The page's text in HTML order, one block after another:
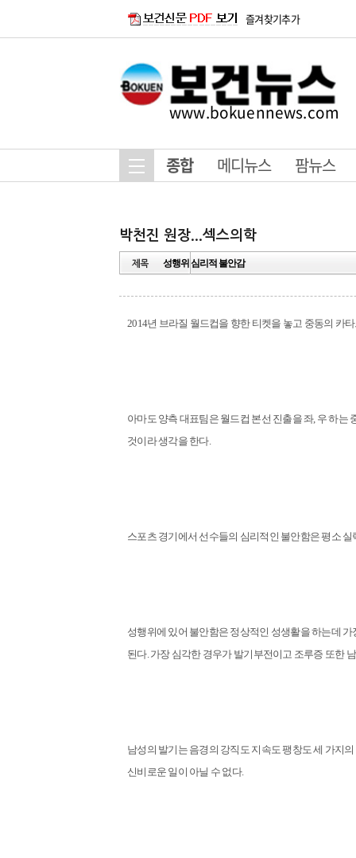
즐겨찾기추가
www.bokuennews.com
종합 메디뉴스 팜뉴스
성행위 심리적 불안감
2014년 브라질 월드컵을 향한 티켓을 놓고 중동의 카
아마도 양측 대표팀은 월드컵 본선 진출을 좌, 우 하
것이라 생각을 한다.
스포츠 경기에서 선수들의 심리적인 불안함은 평소
성행위에 있어 불안함은 정상적인 성생활을 하는데
된다. 가장 심각한 경우가 발기부전이고 조루증 또한
남성의 발기는 음경의 강직도 지속도 팽창도 세 가지
신비로운 일이 아닐 수 없다.